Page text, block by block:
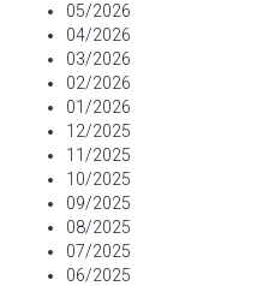
05/2026
04/2026
03/2026
02/2026
01/2026
12/2025
11/2025
10/2025
09/2025
08/2025
07/2025
06/2025